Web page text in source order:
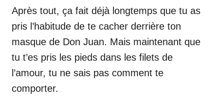
Après tout, ça fait déjà longtemps que tu as
pris l’habitude de te cacher derrière ton
masque de Don Juan. Mais maintenant que
tu t’es pris les pieds dans les filets de
l’amour, tu ne sais pas comment te
comporter.